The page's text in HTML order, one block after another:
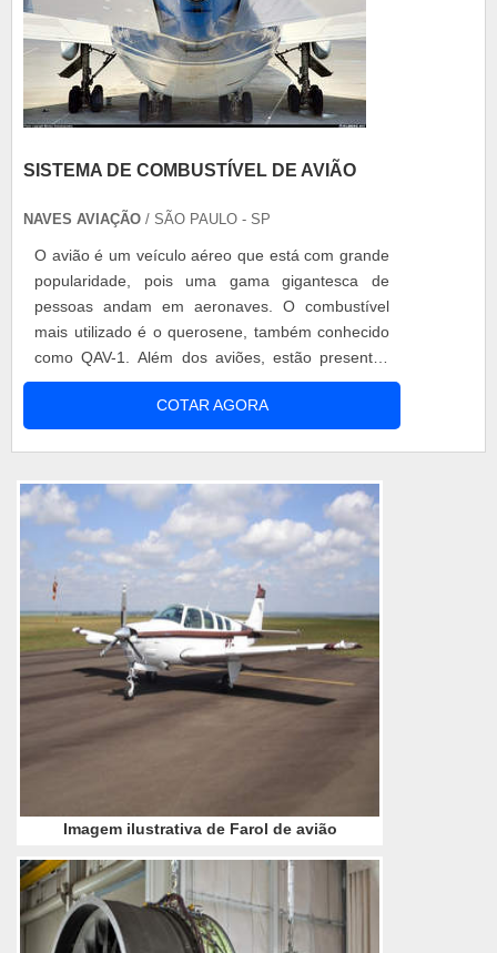
SISTEMA DE COMBUSTÍVEL DE AVIÃO
NAVES AVIAÇÃO / SÃO PAULO - SP
O avião é um veículo aéreo que está com grande
popularidade, pois uma gama gigantesca de
pessoas andam em aeronaves. O combustível
mais utilizado é o querosene, também conhecido
como QAV-1. Além dos aviões, estão presentes
nos helicópteros dotados de motores à turbina,
como por exemplo, os jato-puro, turboélices ou
turbo-fans. O sistema de combustível de avião o
manutenção, reduzindo custos para as
companhia
COTAR AGORA
Imagem ilustrativa de Farol de avião